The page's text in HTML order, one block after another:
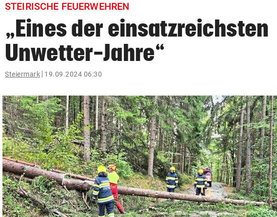
bookmark
search
Suchbegriff
eingeben
© Krone Multimedia GmbH & Co KG 2026
Muthgasse 2, 1190 Wien
STEIRISCHE FEUERWEHREN
„Eines der einsatzreichsten
Unwetter-Jahre“
Steiermark 19.09.2024 06:30